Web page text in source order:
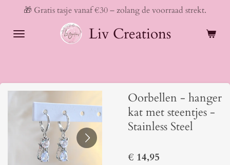
naar
Liv Creations
🎁 Gratis tasje vanaf €30 – zolang de voorraad strekt.
Oorbellen - hanger
kat met steentjes -
Stainless Steel
€ 14,95